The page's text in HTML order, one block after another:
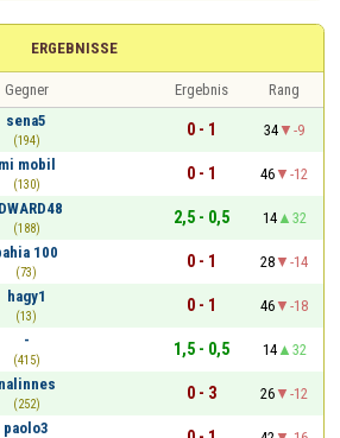
ERGEBNISSE
Gegner Ergebnis
Rang
sena5
(194)
0 - 1 34
-9
mi mobil
(130)
0 - 1 46
-12
(188)
2,5 - 0,5 14
32
100
(73)
0 - 1 28
-14
hagy1
(13)
0 - 1 46
-18
-
(415)
1,5 - 0,5 14
32
nalinnes
(252)
0 - 3 26
-12
paolo3